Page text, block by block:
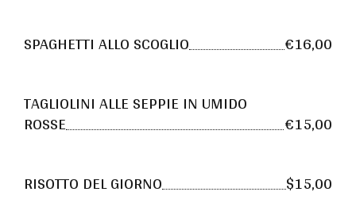
SPAGHETTI ALLO SCOGLIO €16,00
TAGLIOLINI ALLE SEPPIE IN UMIDO
ROSSE €15,00
RISOTTO DEL GIORNO $15,00